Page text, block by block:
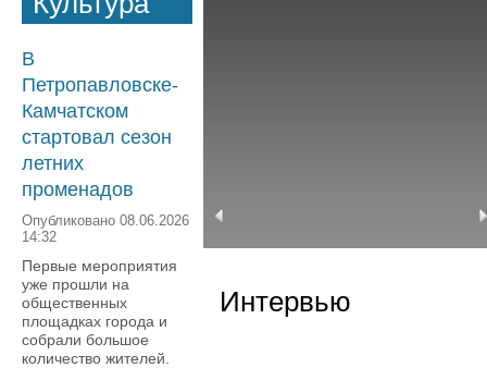
В
Петропавловске-
Камчатском
стартовал сезон
летних
променадов
Опубликовано 08.06.2026
14:32
Первые мероприятия
уже прошли на
общественных
площадках города и
собрали большое
количество жителей.
Интервью